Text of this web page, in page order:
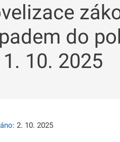
do
10. 2025
2. 10. 2025